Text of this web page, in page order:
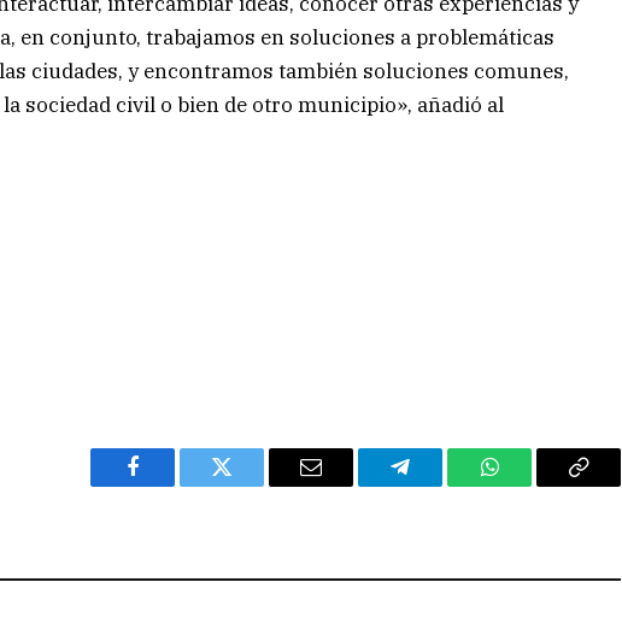
en conjunto, trabajamos en soluciones a problemáticas
ciudades, y encontramos también soluciones comunes,
sociedad civil o bien de otro municipio», añadió al
Facebook Twitter Email Telegram WhatsAppCopy